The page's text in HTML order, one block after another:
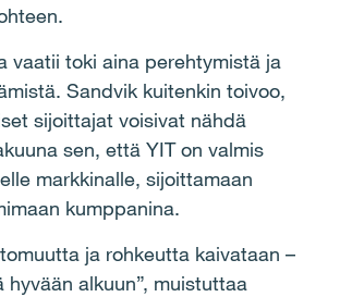
vaatii toki aina perehtymistä ja
Sandvik kuitenkin toivoo,
sijoittajat voisivat nähdä
sen, että YIT on valmis
markkinalle, sijoittamaan
kumppanina.
ja rohkeutta kaivataan –
hyvään alkuun”, muistuttaa